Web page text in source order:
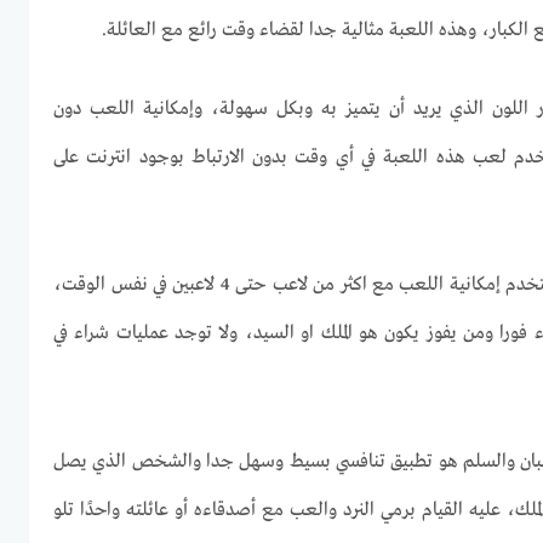
وهذه اللعبة مثالية جدا لقضاء وقت رائع مع العائلة.
اللون الذي يريد أن يتميز به وبكل سهولة، وإمكانية اللعب دون
لعب هذه اللعبة في أي وقت بدون الارتباط بوجود انترنت على
وتتيح لعبة الثعبان والسلم للمستخدم إمكانية اللعب مع اكثر من لاعب حتى 4 لاعبين في نفس الوقت،
فورا ومن يفوز يكون هو الملك او السيد، ولا توجد عمليات شراء في
والسلم هو تطبيق تنافسي بسيط وسهل جدا والشخص الذي يصل
عليه القيام برمي النرد والعب مع أصدقاءه أو عائلته واحدًا تلو